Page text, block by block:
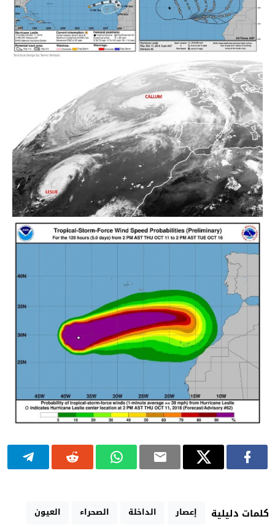
كلمات دليلية إعصار الداخلة الصحراء
العيون